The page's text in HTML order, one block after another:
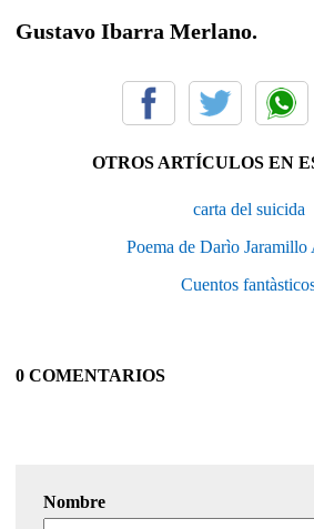
Gustavo Ibarra Merlano.
OTROS ARTÍCULOS EN
carta del suicida
Poema de Darìo Jaramillo
Cuentos
0 COMENTARIOS
Nombre